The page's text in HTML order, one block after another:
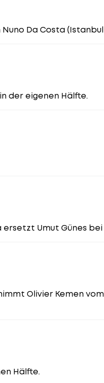
Da Costa
der eigenen Hälfte.
Umut Günes bei
Olivier Kemen
Hälfte.